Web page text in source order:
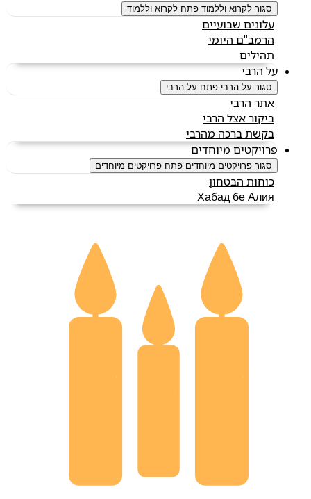
סגור לקרוא וללמוד פתח לקרוא וללמוד
עלונים שבועיים
הרמב"ם היומי
תהילים
על הרבי
סגור על הרבי פתח על הרבי
אתר הרבי
ביקור אצל הרבי
בקשת ברכה מהרבי
פרויקטים מיוחדים
סגור פרויקטים מיוחדים פתח פרויקטים מיוחדים
כוחות הבטחון
Хабад бе Алия